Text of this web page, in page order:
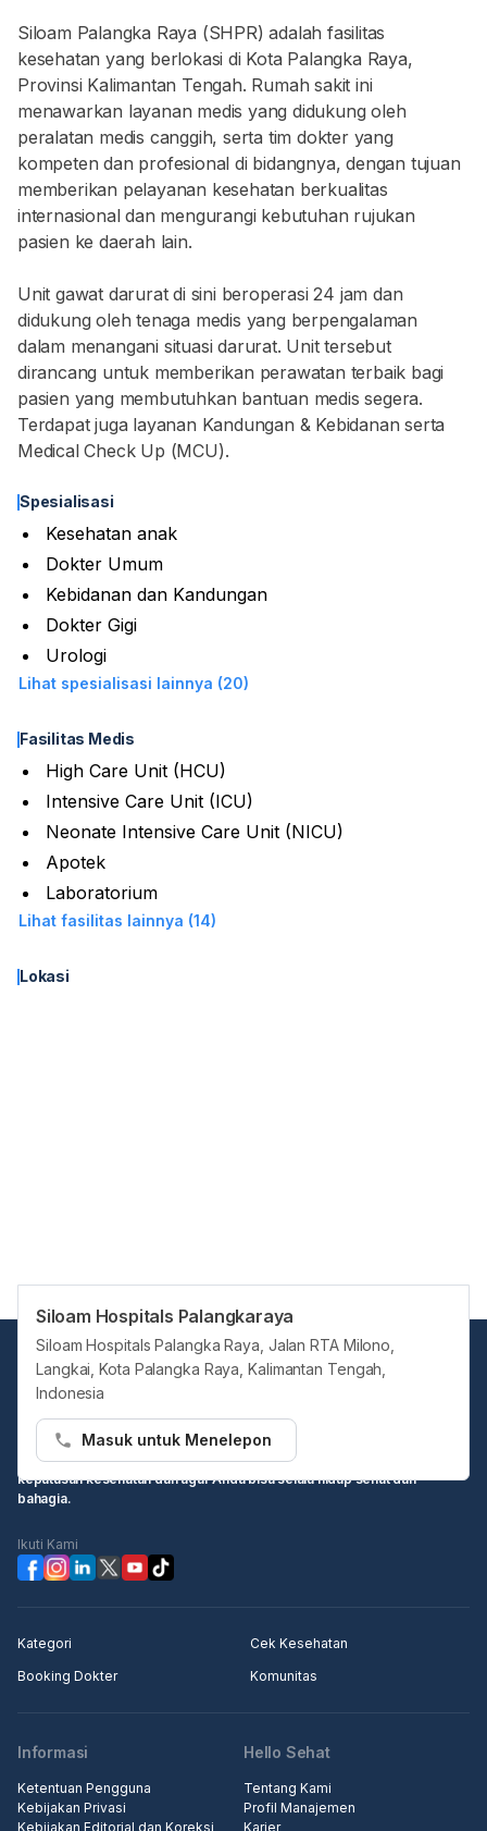
Siloam Palangka Raya (SHPR) adalah fasilitas
kesehatan yang berlokasi di Kota Palangka Raya,
Provinsi Kalimantan Tengah. Rumah sakit ini
menawarkan layanan medis yang didukung oleh
peralatan medis canggih, serta tim dokter yang
kompeten dan profesional di bidangnya, dengan tujuan
memberikan pelayanan kesehatan berkualitas
internasional dan mengurangi kebutuhan rujukan
pasien ke daerah lain.
Unit gawat darurat di sini beroperasi 24 jam dan
didukung oleh tenaga medis yang berpengalaman
dalam menangani situasi darurat. Unit tersebut
dirancang untuk memberikan perawatan terbaik bagi
pasien yang membutuhkan bantuan medis segera.
Terdapat juga layanan Kandungan & Kebidanan serta
Medical Check Up (MCU).
Spesialisasi
Kesehatan anak
Dokter Umum
Kebidanan dan Kandungan
Dokter Gigi
Urologi
Lihat spesialisasi lainnya (20)
Fasilitas Medis
High Care Unit (HCU)
Intensive Care Unit (ICU)
Neonate Intensive Care Unit (NICU)
Apotek
Laboratorium
Lihat fasilitas lainnya (14)
Lokasi
Siloam Hospitals Palangkaraya
Siloam Hospitals Palangka Raya, Jalan RTA Milono,
Langkai, Kota Palangka Raya, Kalimantan Tengah,
Indonesia
Masuk untuk Menelepon
Hello Sehat ingin menjadi sumber informasi Anda dalam membuat
keputusan kesehatan dan agar Anda bisa selalu hidup sehat dan
bahagia.
Ikuti Kami
Kategori
Cek Kesehatan
Booking Dokter
Komunitas
Informasi
Ketentuan Pengguna
Kebijakan Privasi
Kebijakan Editorial dan Koreksi
Hello Sehat
Tentang Kami
Profil Manajemen
Karier